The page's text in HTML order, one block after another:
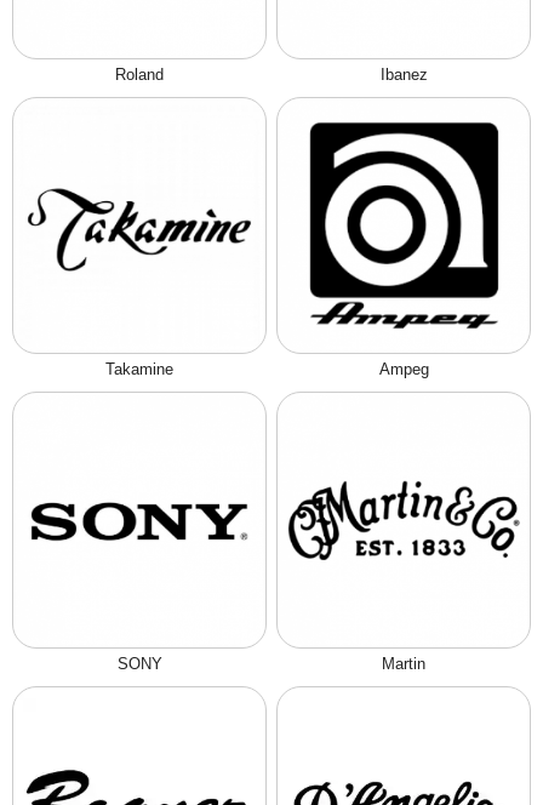
Roland Ibanez
Takamine Ampeg
SONY Martin